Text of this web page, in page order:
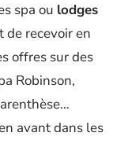
spa ou lodges
de recevoir en
offres sur des
Robinson,
avant dans les